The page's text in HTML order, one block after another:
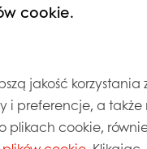
Jeśli
a w przypadku
cookie.
jakość korzystania
i preferencje, a także
plikach cookie,